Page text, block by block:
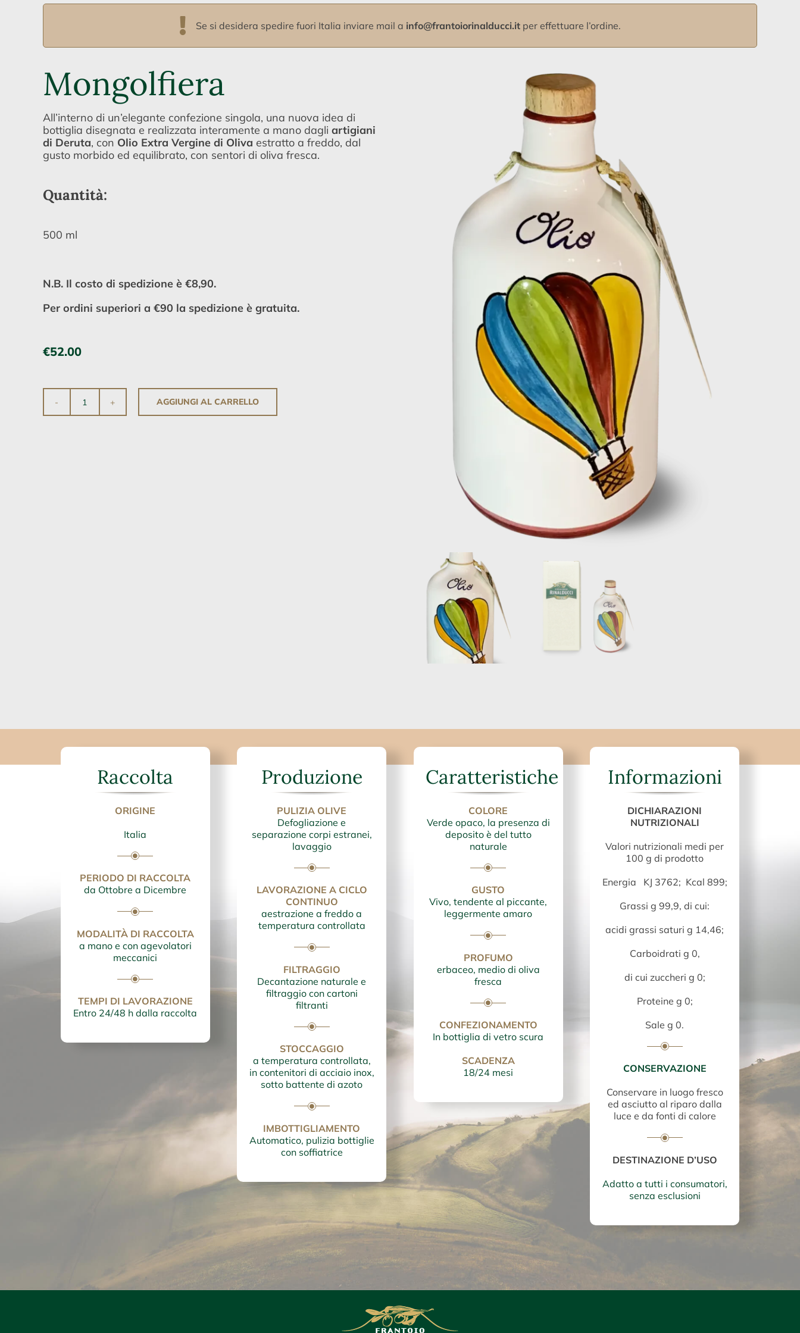
Se si desidera spedire fuori Italia inviare mail a info@frantoiorinalducci.it per effettuare l’ordine.
Mongolfiera
All’interno di un’elegante confezione singola, una nuova idea di
bottiglia disegnata e realizzata interamente a mano dagli artigiani
di Deruta, con Olio Extra Vergine di Oliva estratto a freddo, dal
gusto morbido ed equilibrato, con sentori di oliva fresca.
Quantità:
500 ml
N.B. Il costo di spedizione è €8,90.
Per ordini superiori a €90 la spedizione è gratuita.
€52.00
Mongolfiera
quantità
AGGIUNGI AL CARRELLO
Raccolta
ORIGINE
Italia
PERIODO DI RACCOLTA
da Ottobre a Dicembre
MODALITÀ DI RACCOLTA
a mano e con agevolatori
meccanici
TEMPI DI LAVORAZIONE
Entro 24/48 h dalla raccolta
Produzione
PULIZIA OLIVE
Defogliazione e
separazione corpi estranei,
lavaggio
LAVORAZIONE A CICLO
CONTINUO
aestrazione a freddo a
temperatura controllata
FILTRAGGIO
Decantazione naturale e
filtraggio con cartoni
filtranti
STOCCAGGIO
a temperatura controllata,
in contenitori di acciaio inox,
sotto battente di azoto
IMBOTTIGLIAMENTO
Automatico, pulizia bottiglie
con soffiatrice
Caratteristiche
COLORE
Verde opaco, la presenza di
deposito è del tutto
naturale
GUSTO
Vivo, tendente al piccante,
leggermente amaro
PROFUMO
erbaceo, medio di oliva
fresca
CONFEZIONAMENTO
In bottiglia di vetro scura
SCADENZA
18/24 mesi
Informazioni
DICHIARAZIONI
NUTRIZIONALI
Valori nutrizionali medi per
100 g di prodotto
Energia KJ 3762; Kcal 899;
Grassi g 99,9, di cui:
acidi grassi saturi g 14,46;
Carboidrati g 0,
di cui zuccheri g 0;
Proteine g 0;
Sale g 0.
CONSERVAZIONE
Conservare in luogo fresco
ed asciutto al riparo dalla
luce e da fonti di calore
DESTINAZIONE D’USO
Adatto a tutti i consumatori,
senza esclusioni